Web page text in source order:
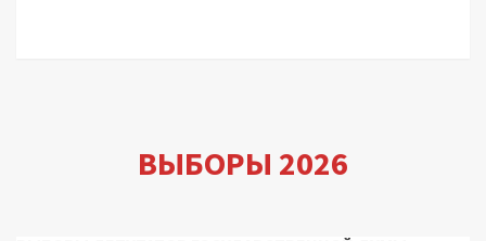
ВЫБОРЫ 2026